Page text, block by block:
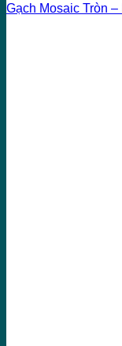
Gạch Mosaic Tròn